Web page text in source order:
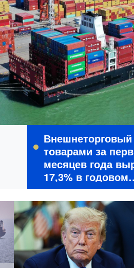
товарами за
месяцев года
17,3% в годовом
исчислении